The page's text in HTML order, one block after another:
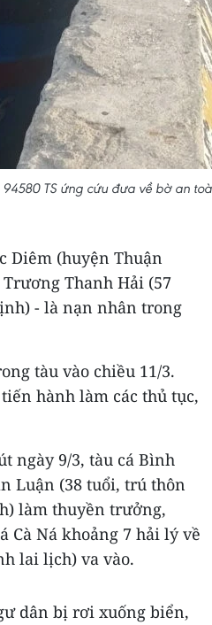
TS ứng cứu đưa về bờ an
Diêm (huyện Thuận
Thanh Hải (57
- là nạn nhân trong
tàu vào chiều 11/3.
hành làm các thủ tục,
ngày 9/3, tàu cá Bình
Luận (38 tuổi, trú thôn
làm thuyền trưởng,
Cà Ná khoảng 7 hải lý về
lai lịch) va vào.
dân bị rơi xuống biển,